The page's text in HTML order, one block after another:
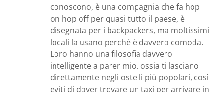
conoscono, è una compagnia che fa hop
on hop off per quasi tutto il paese, è
disegnata per i backpackers, ma moltissimi
locali la usano perché è davvero comoda.
Loro hanno una filosofia davvero
intelligente a parer mio, ossia ti lasciano
direttamente negli ostelli più popolari, così
eviti di dover trovare un taxi per arrivare in